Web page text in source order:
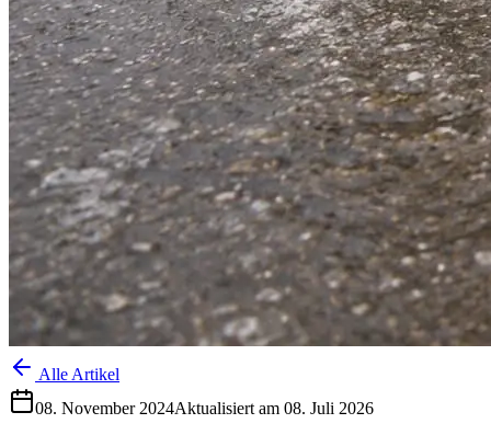
Alle Artikel
08. November 2024Aktualisiert am 08. Juli 2026